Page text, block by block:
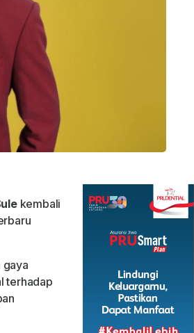
kembali
gaya
terhadap